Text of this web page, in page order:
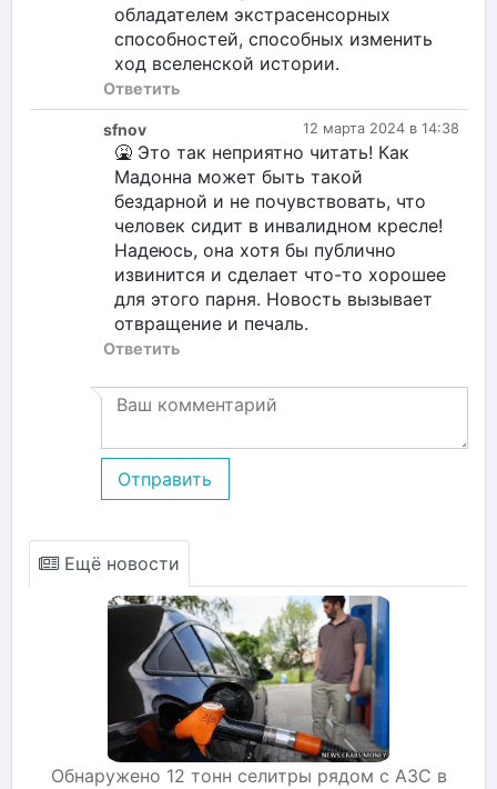
обладателем экстрасенсорных
способностей, способных изменить
ход вселенской истории.
Ответить
12 марта 2024 в 14:38
sfnov
🤮 Это так неприятно читать! Как
Мадонна может быть такой
бездарной и не почувствовать, что
человек сидит в инвалидном кресле!
Надеюсь, она хотя бы публично
извинится и сделает что-то хорошее
для этого парня. Новость вызывает
отвращение и печаль.
Ответить
Отправить
Ещё новости
Обнаружено 12 тонн селитры рядом с АЗС в